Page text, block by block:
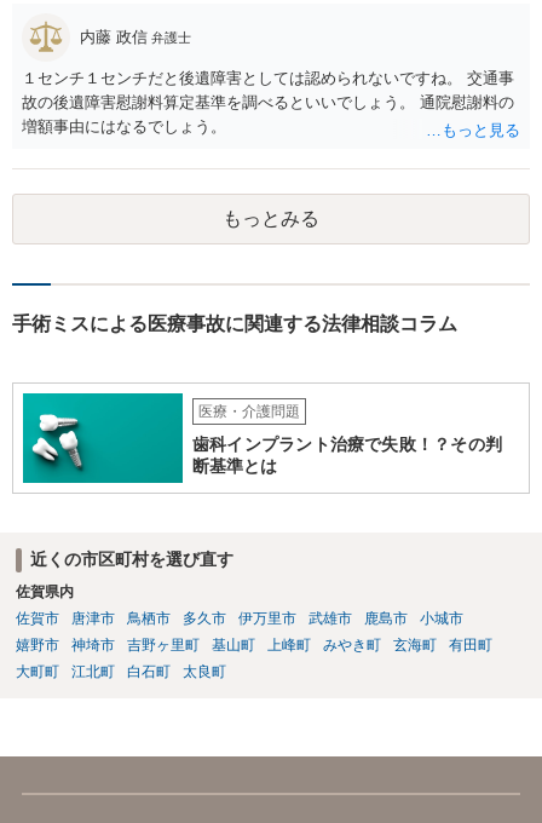
内藤 政信 弁護士
１センチ１センチだと後遺障害としては認められないですね。 交通事
故の後遺障害慰謝料算定基準を調べるといいでしょう。 通院慰謝料の
増額事由にはなるでしょう。
もっとみる
手術ミスによる医療事故に関連する法律相談コラム
医療・介護問題
歯科インプラント治療で失敗！？その判
断基準とは
近くの市区町村を選び直す
佐賀県内
佐賀市
唐津市 鳥栖市 多久市 伊万里市 武雄市 鹿島市
小城市
嬉野市
神埼市 吉野ヶ里町 基山町 上峰町 みやき町 玄海町
有田町
大町町
江北町 白石町 太良町